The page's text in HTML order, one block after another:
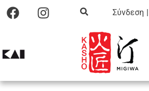
Σύνδεση |